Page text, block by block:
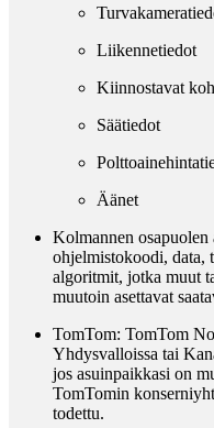
Liikennetiedot
Kiinnostavat
Säätiedot
Äänet
Kolmannen
ohjelmistokoodi, data,
algoritmit, jotka muut
muutoin asettavat
TomTom: TomTom
Yhdysvalloissa tai
jos asuinpaikkasi on
TomTomin
todettu.